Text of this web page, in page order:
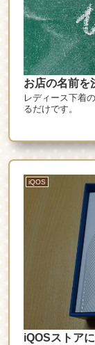
お店の名前を
レディース下着
るだけです。
iQOS
iQOSストア